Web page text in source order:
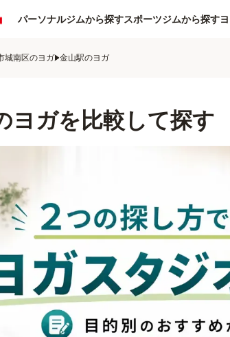
パーソナルジムから探すスポーツジムから探す
城南区のヨガ 金山駅のヨガ
ヨガを比較して探す